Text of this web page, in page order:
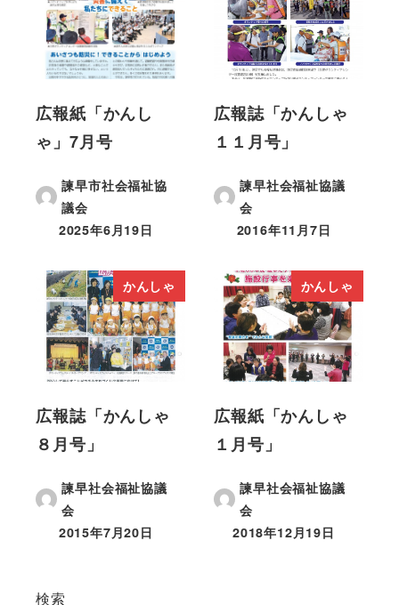
広報紙「かんし
ゃ」7月号
諫早市社会福祉協
議会
2025年6月19日
広報誌「かんしゃ
１１月号」
諫早社会福祉協議
会
2016年11月7日
かんしゃ
広報誌「かんしゃ
８月号」
諫早社会福祉協議
会
2015年7月20日
かんしゃ
広報紙「かんしゃ
１月号」
諫早社会福祉協議
会
2018年12月19日
検索